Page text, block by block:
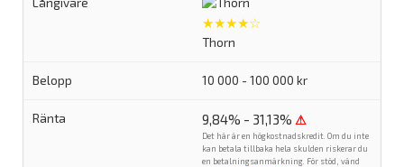
★★★★☆
Thorn
10 000 - 100 000 kr
9,84% - 31,13% ⚠
Det här är en högkostnadskredit. Om du inte
kan betala tillbaka hela skulden riskerar du
en betalningsanmärkning. För stöd, vänd